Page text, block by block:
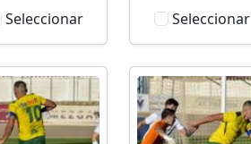
Seleccionar Seleccionar